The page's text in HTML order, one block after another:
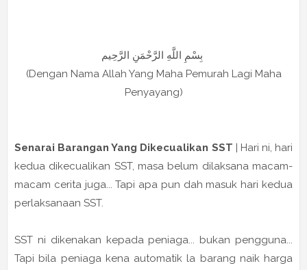
(Dengan Nama Allah Yang Maha Pemurah Lagi Maha
Penyayang)
Senarai Barangan Yang Dikecualikan SST | Hari ni, hari
kedua dikecualikan SST, masa belum dilaksana macam-
macam cerita juga... Tapi apa pun dah masuk hari kedua
perlaksanaan SST.
SST ni dikenakan kepada peniaga... bukan pengguna...
Tapi bila peniaga kena automatik la barang naik harga